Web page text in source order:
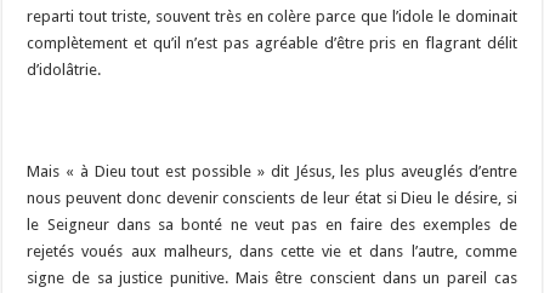
reparti tout triste, souvent très en colère parce que l’idole le dominait
complètement et qu’il n’est pas agréable d’être pris en flagrant délit
d’idolâtrie.
Mais « à Dieu tout est possible » dit Jésus, les plus aveuglés d’entre
nous peuvent donc devenir conscients de leur état si Dieu le désire, si
le Seigneur dans sa bonté ne veut pas en faire des exemples de
rejetés voués aux malheurs, dans cette vie et dans l’autre, comme
signe de sa justice punitive. Mais être conscient dans un pareil cas